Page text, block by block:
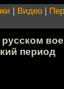
| Видео |
период